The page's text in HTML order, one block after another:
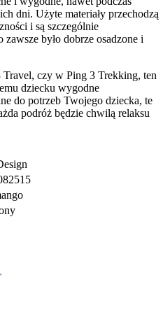
dni. Użyte materiały przechodzą
i są szczególnie
było dobrze osadzone i
czy w Ping 3 Trekking, ten
dziecku wygodne
do potrzeb Twojego dziecka, te
podróż będzie chwilą relaksu